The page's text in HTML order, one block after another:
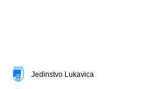
Jedinstvo Lukavica